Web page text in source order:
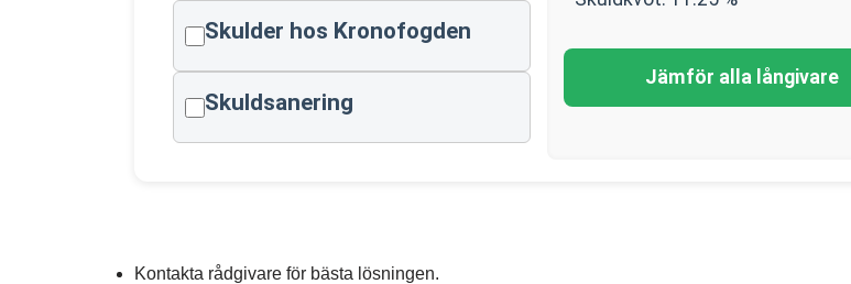
Skulder hos Kronofogden
Skuldsanering
Jämför alla långivare
Kontakta rådgivare för bästa lösningen.